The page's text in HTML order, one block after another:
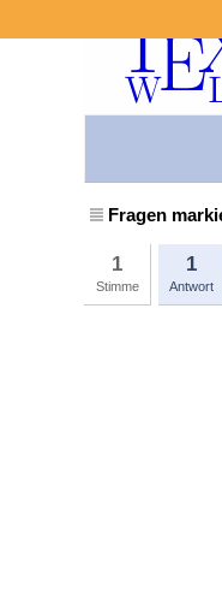
Fragen
1
Stimme
1
Antwort